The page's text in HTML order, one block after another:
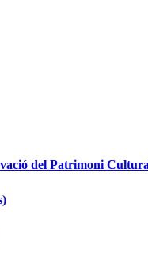
del Patrimoni